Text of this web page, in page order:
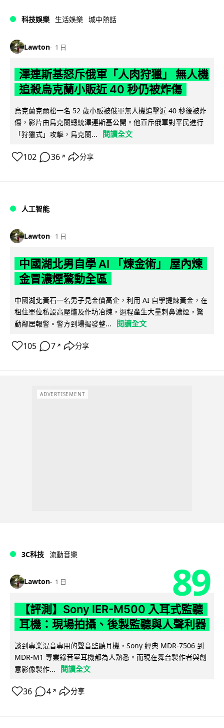
科技娛樂 生活娛樂 城中熱話
Lawton 1 日
澤連斯基怒斥俄軍「人肉狩獵」 無人機
追殺烏克蘭小販近 40 秒仍被炸傷
烏克蘭克爾松一名 52 歲小販被俄軍無人機追擊近 40 秒後被炸
傷，影片由烏克蘭總統澤連斯基公開。他直斥俄軍對平民進行
「狩獵式」攻擊，烏克蘭...
閱讀全文
102 36 ↗ 分享
人工智能
Lawton 1 日
中國湖北男自學 AI 「煉金術」 屋內煉
金冒濃煙驚動全區
中國湖北黃石一名男子見金價高企，利用 AI 自學提煉黃金，在
租住單位私設高壓爐及作坊冶煉，過程產生大量刺鼻濃煙，驚
動鄰居報警。警方到場揭發整...
閱讀全文
105 7 ↗ 分享
ADVERTISEMENT
3C科技 流動音樂
Lawton 1 日 89
【評測】Sony IER-M500 入耳式監聽
耳機：現場拍攝、後製監聽與人聲利器
談到專業混音專用的聲音監聽耳機，Sony 經典 MDR-7506 到
MDR-M1 專業錄音室耳機都為人熟悉。而現在舞台製作者與創
意影像製作...
閱讀全文
36 4 ↗ 分享